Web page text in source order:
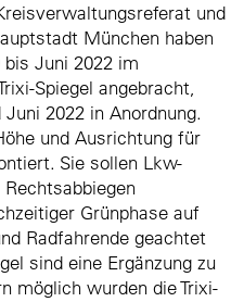
und
München haben
Juni 2022 im
Spiegel angebracht,
2022 in Anordnung.
und Ausrichtung für
Sie sollen Lkw-
Grünphase auf
Radfahrende geachtet
sind eine Ergänzung zu
möglich wurden die Trixi-